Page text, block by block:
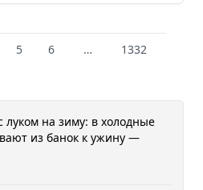
5 6 … 1332
на зиму: в холодные
из банок к ужину —